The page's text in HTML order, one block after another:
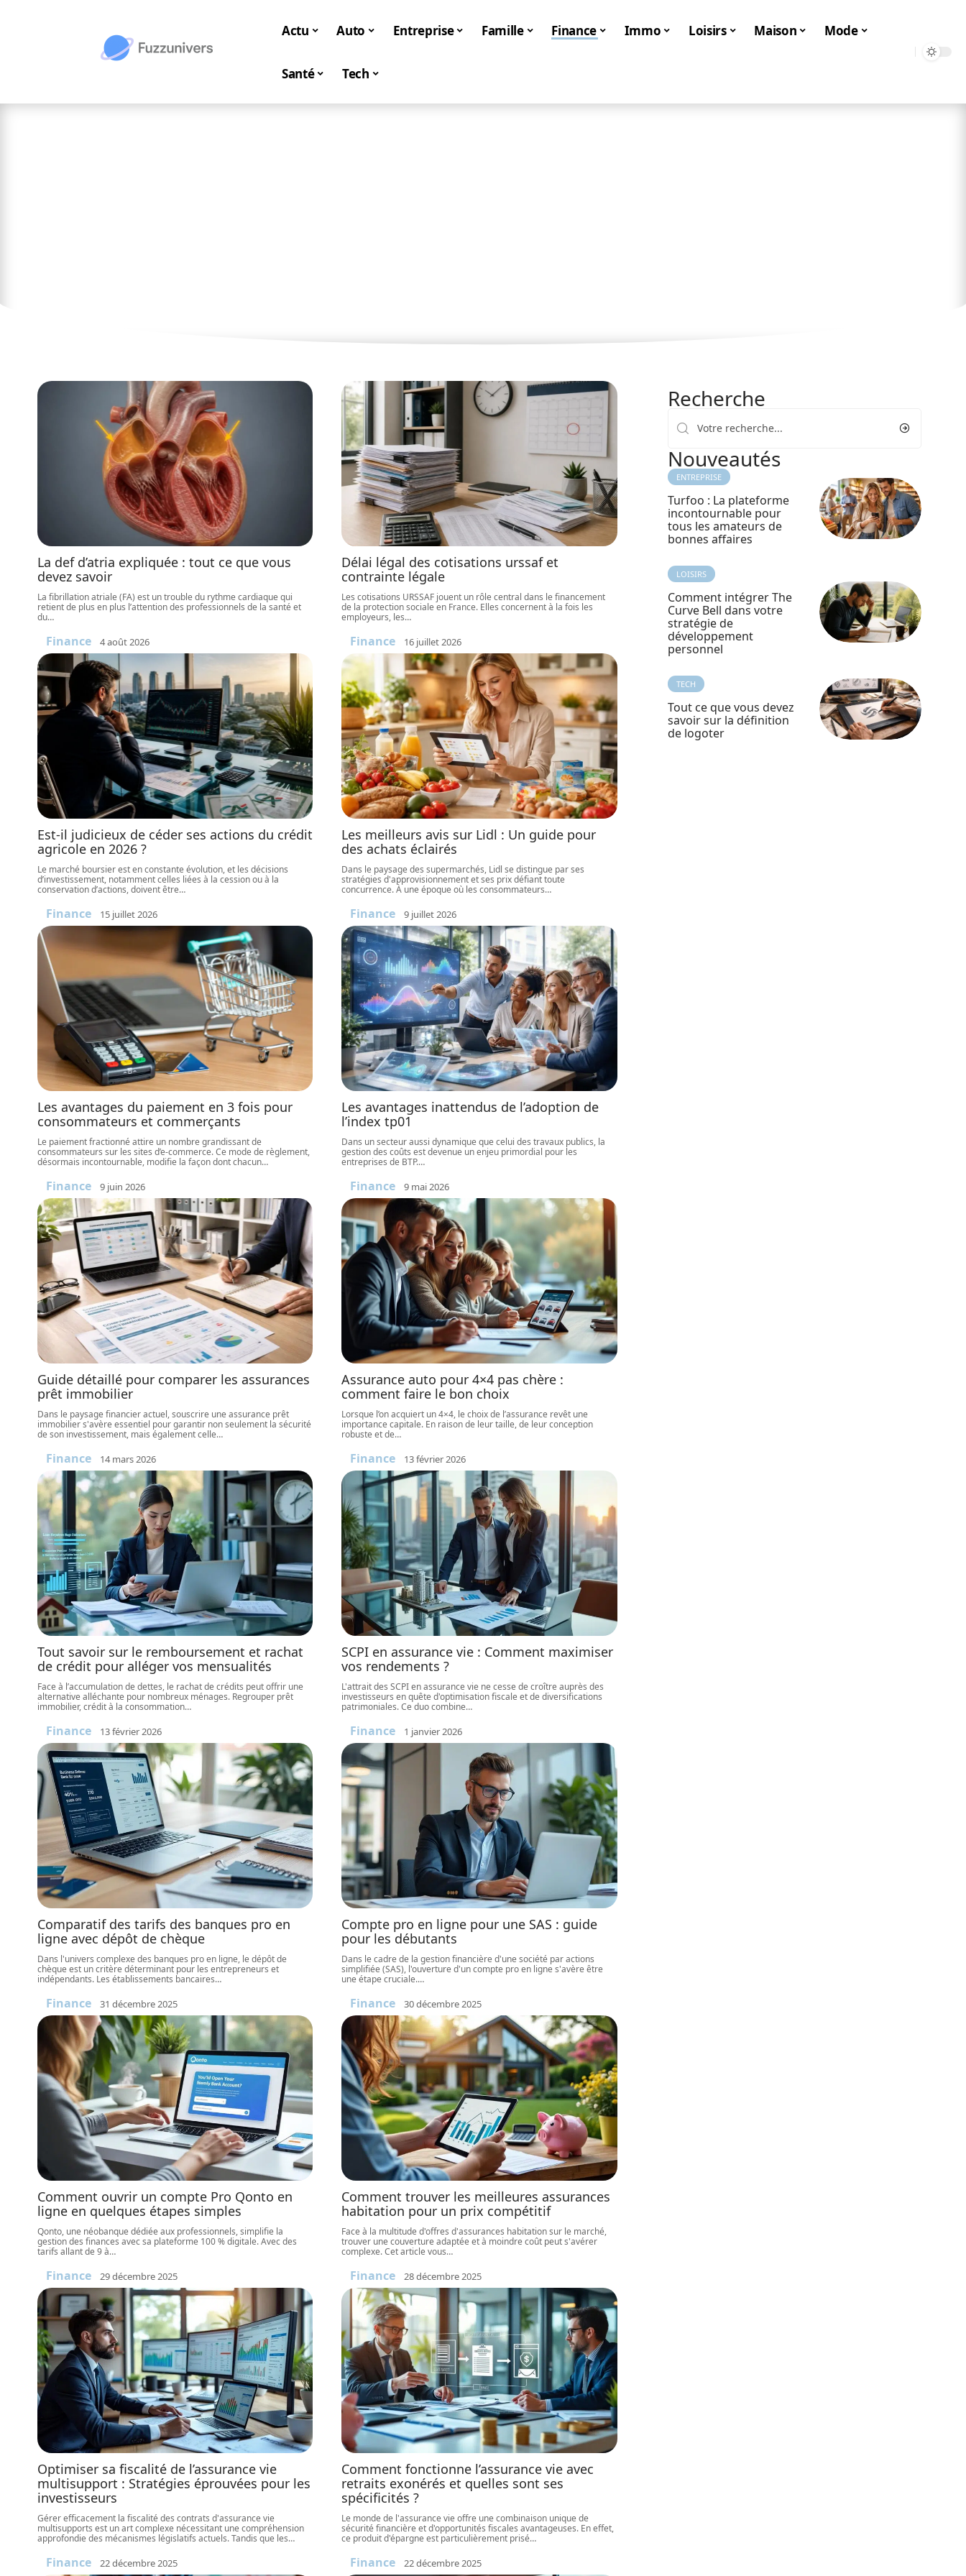
Actu Auto Entreprise Famille Finance Immo Loisirs Maison Mode
Santé Tech
La def d’atria expliquée : tout ce que vous
devez savoir
La fibrillation atriale (FA) est un trouble du rythme cardiaque qui
retient de plus en plus l’attention des professionnels de la santé et
du…
Finance 4 août 2026
Délai légal des cotisations urssaf et
contrainte légale
Les cotisations URSSAF jouent un rôle central dans le financement
de la protection sociale en France. Elles concernent à la fois les
employeurs, les…
Finance 16 juillet 2026
Est-il judicieux de céder ses actions du crédit
agricole en 2026 ?
Le marché boursier est en constante évolution, et les décisions
d’investissement, notamment celles liées à la cession ou à la
conservation d’actions, doivent être…
Finance 15 juillet 2026
Les meilleurs avis sur Lidl : Un guide pour
des achats éclairés
Dans le paysage des supermarchés, Lidl se distingue par ses
stratégies d'approvisionnement et ses prix défiant toute
concurrence. À une époque où les consommateurs…
Finance 9 juillet 2026
Les avantages du paiement en 3 fois pour
consommateurs et commerçants
Le paiement fractionné attire un nombre grandissant de
consommateurs sur les sites d’e-commerce. Ce mode de règlement,
désormais incontournable, modifie la façon dont chacun…
Finance 9 juin 2026
Les avantages inattendus de l’adoption de
l’index tp01
Dans un secteur aussi dynamique que celui des travaux publics, la
gestion des coûts est devenue un enjeu primordial pour les
entreprises de BTP.…
Finance 9 mai 2026
Guide détaillé pour comparer les assurances
prêt immobilier
Dans le paysage financier actuel, souscrire une assurance prêt
immobilier s'avère essentiel pour garantir non seulement la sécurité
de son investissement, mais également celle…
Finance 14 mars 2026
Assurance auto pour 4×4 pas chère :
comment faire le bon choix
Lorsque l’on acquiert un 4×4, le choix de l’assurance revêt une
importance capitale. En raison de leur taille, de leur conception
robuste et de…
Finance 13 février 2026
Tout savoir sur le remboursement et rachat
de crédit pour alléger vos mensualités
Face à l’accumulation de dettes, le rachat de crédits peut offrir une
alternative alléchante pour nombreux ménages. Regrouper prêt
immobilier, crédit à la consommation…
Finance 13 février 2026
SCPI en assurance vie : Comment maximiser
vos rendements ?
L'attrait des SCPI en assurance vie ne cesse de croître auprès des
investisseurs en quête d'optimisation fiscale et de diversifications
patrimoniales. Ce duo combine…
Finance 1 janvier 2026
Comparatif des tarifs des banques pro en
ligne avec dépôt de chèque
Dans l'univers complexe des banques pro en ligne, le dépôt de
chèque est un critère déterminant pour les entrepreneurs et
indépendants. Les établissements bancaires…
Finance 31 décembre 2025
Compte pro en ligne pour une SAS : guide
pour les débutants
Dans le cadre de la gestion financière d'une société par actions
simplifiée (SAS), l'ouverture d'un compte pro en ligne s'avère être
une étape cruciale.…
Finance 30 décembre 2025
Comment ouvrir un compte Pro Qonto en
ligne en quelques étapes simples
Qonto, une néobanque dédiée aux professionnels, simplifie la
gestion des finances avec sa plateforme 100 % digitale. Avec des
tarifs allant de 9 à…
Finance 29 décembre 2025
Comment trouver les meilleures assurances
habitation pour un prix compétitif
Face à la multitude d'offres d'assurances habitation sur le marché,
trouver une couverture adaptée et à moindre coût peut s'avérer
complexe. Cet article vous…
Finance 28 décembre 2025
Optimiser sa fiscalité de l’assurance vie
multisupport : Stratégies éprouvées pour les
investisseurs
Gérer efficacement la fiscalité des contrats d'assurance vie
multisupports est un art complexe nécessitant une compréhension
approfondie des mécanismes législatifs actuels. Tandis que les…
Finance 22 décembre 2025
Comment fonctionne l’assurance vie avec
retraits exonérés et quelles sont ses
spécificités ?
Le monde de l'assurance vie offre une combinaison unique de
sécurité financière et d'opportunités fiscales avantageuses. En effet,
ce produit d'épargne est particulièrement prisé…
Finance 22 décembre 2025
Recherche
Nouveautés
ENTREPRISE
Turfoo : La plateforme
incontournable pour
tous les amateurs de
bonnes affaires
LOISIRS
Comment intégrer The
Curve Bell dans votre
stratégie de
développement
personnel
TECH
Tout ce que vous devez
savoir sur la définition
de logoter